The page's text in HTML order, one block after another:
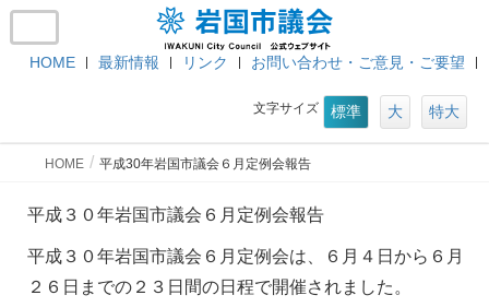
HOME 最新情報 リンク お問い合わせ・ご意見・ご要望
文字サイズ 標準 大 特大
HOME 平成30年岩国市議会６月定例会報告
平成３０年岩国市議会６月定例会報告
平成３０年岩国市議会６月定例会は、６月４日から６月
２６日までの２３日間の日程で開催されました。